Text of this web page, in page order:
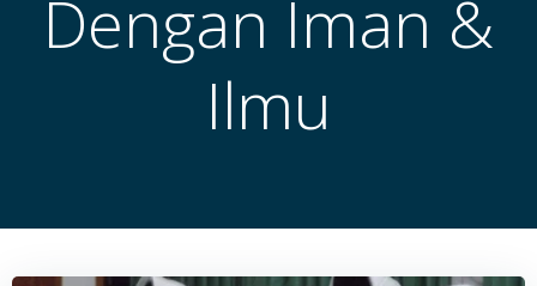
Dengan Iman &
Ilmu